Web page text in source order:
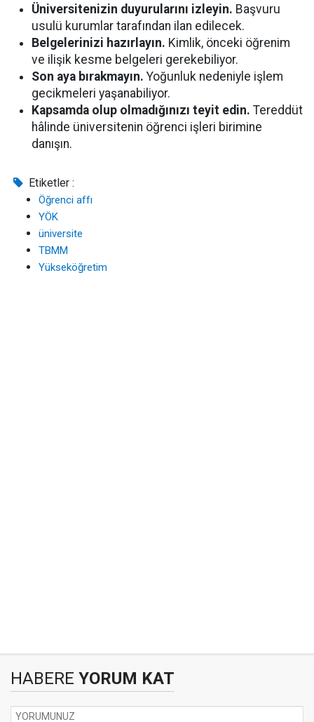
Üniversitenizin duyurularını izleyin. Başvuru
usulü kurumlar tarafından ilan edilecek.
Belgelerinizi hazırlayın. Kimlik, önceki öğrenim
ve ilişik kesme belgeleri gerekebiliyor.
Son aya bırakmayın. Yoğunluk nedeniyle işlem
gecikmeleri yaşanabiliyor.
Kapsamda olup olmadığınızı teyit edin. Tereddüt
hâlinde üniversitenin öğrenci işleri birimine
danışın.
Etiketler :
Öğrenci affı
YÖK
üniversite
TBMM
Yükseköğretim
HABERE YORUM KAT